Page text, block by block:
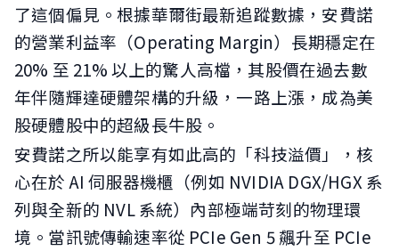
了這個偏見。根據華爾街最新追蹤數據，安費諾
的營業利益率（Operating Margin）長期穩定在
20% 至 21% 以上的驚人高檔，其股價在過去數
年伴隨輝達硬體架構的升級，一路上漲，成為美
股硬體股中的超級長牛股。
安費諾之所以能享有如此高的「科技溢價」，核
心在於 AI 伺服器機櫃（例如 NVIDIA DGX/HGX 系
列與全新的 NVL 系統）內部極端苛刻的物理環
境。當訊號傳輸速率從 PCIe Gen 5 飆升至 PCIe